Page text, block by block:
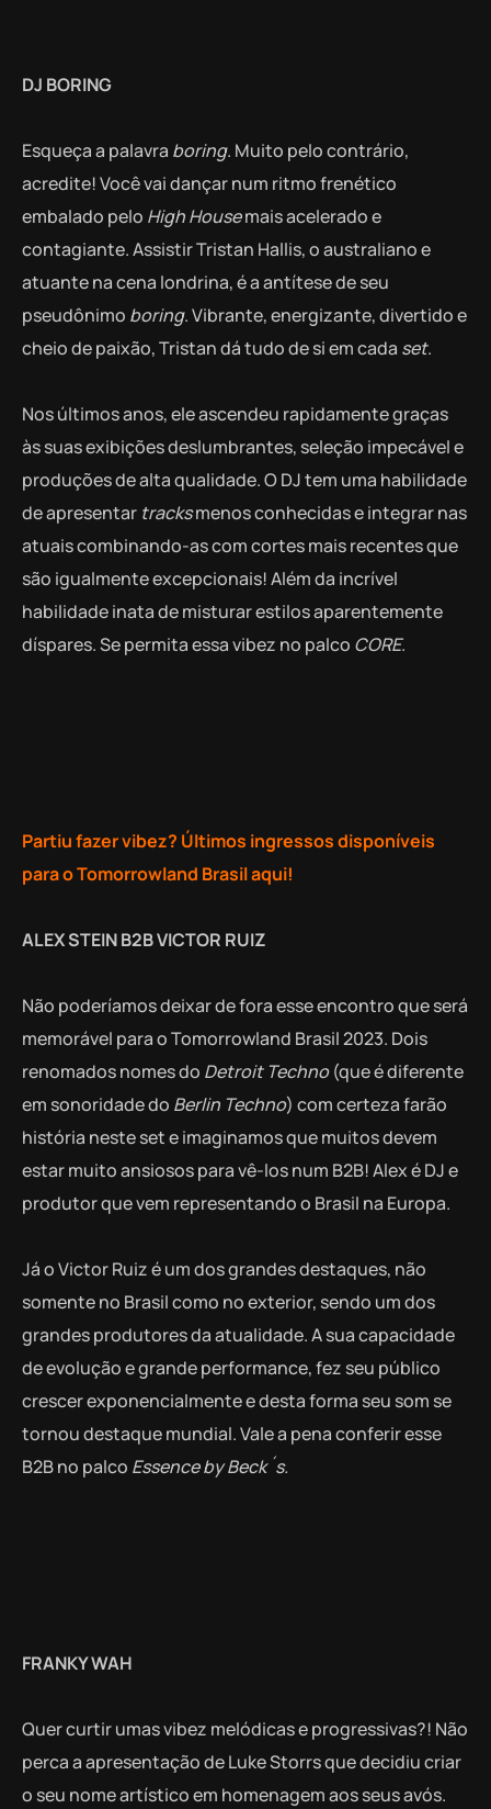
DJ BORING
Esqueça a palavra boring. Muito pelo contrário,
acredite! Você vai dançar num ritmo frenético
embalado pelo High Housemais acelerado e
contagiante. Assistir Tristan Hallis, o australiano e
atuante na cena londrina, é a antítese de seu
pseudônimo boring. Vibrante, energizante, divertido e
cheio de paixão, Tristan dá tudo de si em cada set.
Nos últimos anos, ele ascendeu rapidamente graças
às suas exibições deslumbrantes, seleção impecável e
produções de alta qualidade. O DJ tem uma habilidade
de apresentar tracksmenos conhecidas e integrar nas
atuais combinando-as com cortes mais recentes que
são igualmente excepcionais! Além da incrível
habilidade inata de misturar estilos aparentemente
díspares. Se permita essa vibez no palco CORE.
Partiu fazer vibez? Últimos ingressos disponíveis
para o Tomorrowland Brasil aqui!
ALEX STEIN B2B VICTOR RUIZ
Não poderíamos deixar de fora esse encontro que será
memorável para o Tomorrowland Brasil 2023. Dois
renomados nomes do Detroit Techno(que é diferente
em sonoridade do Berlin Techno) com certeza farão
história neste set e imaginamos que muitos devem
estar muito ansiosos para vê-los num B2B! Alex é DJ e
produtor que vem representando o Brasil na Europa.
Já o Victor Ruiz é um dos grandes destaques, não
somente no Brasil como no exterior, sendo um dos
grandes produtores da atualidade. A sua capacidade
de evolução e grande performance, fez seu público
crescer exponencialmente e desta forma seu som se
tornou destaque mundial. Vale a pena conferir esse
B2B no palco Essence by Beck´s.
FRANKY WAH
Quer curtir umas vibez melódicas e progressivas?! Não
perca a apresentação de Luke Storrs que decidiu criar
o seu nome artístico em homenagem aos seus avós.